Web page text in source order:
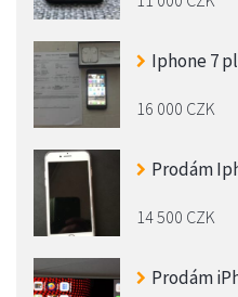
Iphone 7
16 000 CZK
Prodám
14 500 CZK
Prodám